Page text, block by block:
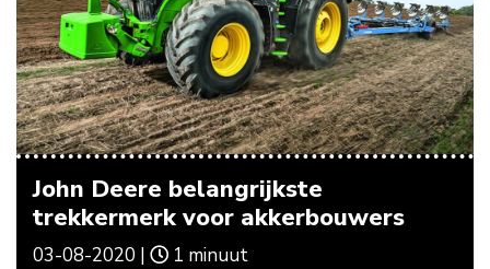
John Deere belangrijkste
trekkermerk voor akkerbouwers
03-08-2020 | 1 minuut